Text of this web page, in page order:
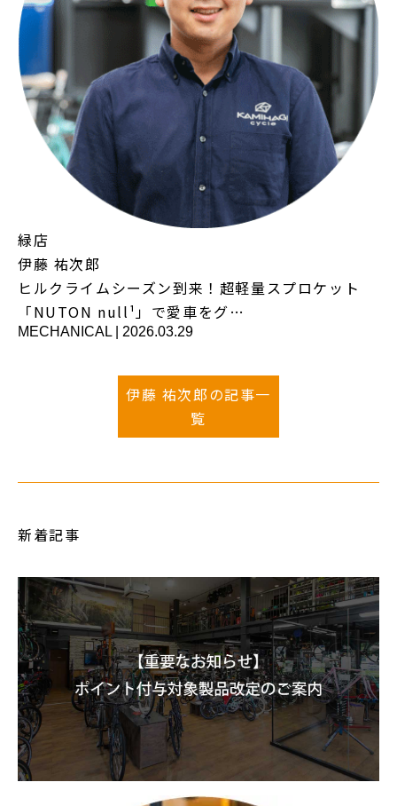
緑店
伊藤 祐次郎
ヒルクライムシーズン到来！超軽量スプロケット
「NUTON null¹」で愛車をグ…
MECHANICAL 2026.03.29
伊藤 祐次郎の記事一
覧
新着記事